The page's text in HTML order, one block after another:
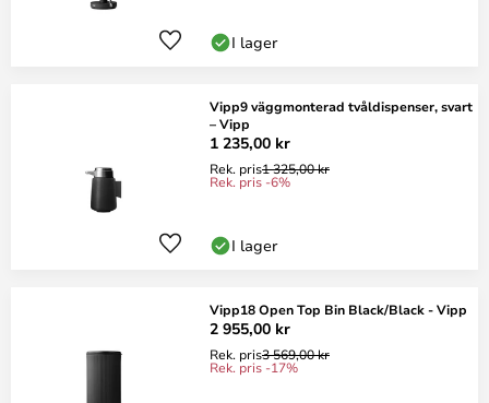
I lager
Vipp9 väggmonterad tvåldispenser, svart
– Vipp
1 235,00 kr
Rek. pris1 325,00 kr
Rek. pris -6%
I lager
Vipp18 Open Top Bin Black/Black - Vipp
2 955,00 kr
Rek. pris3 569,00 kr
Rek. pris -17%